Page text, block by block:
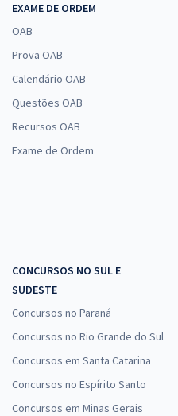
EXAME DE ORDEM
OAB
Prova OAB
Calendário OAB
Questões OAB
Recursos OAB
Exame de Ordem
CONCURSOS NO SUL E
SUDESTE
Concursos no Paraná
Concursos no Rio Grande do Sul
Concursos em Santa Catarina
Concursos no Espírito Santo
Concursos em Minas Gerais